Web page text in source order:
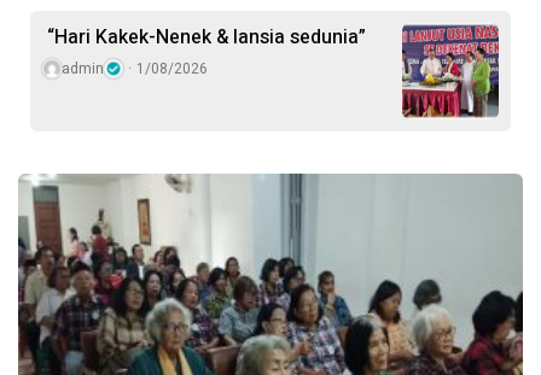
“Hari Kakek-Nenek & lansia sedunia”
admin 1/08/2026